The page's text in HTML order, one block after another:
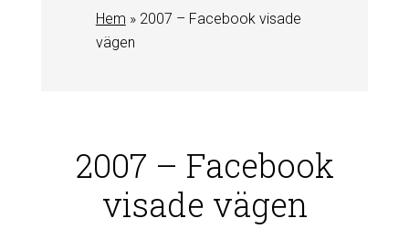
Hem » 2007 – Facebook visade
vägen
2007 – Facebook
visade vägen